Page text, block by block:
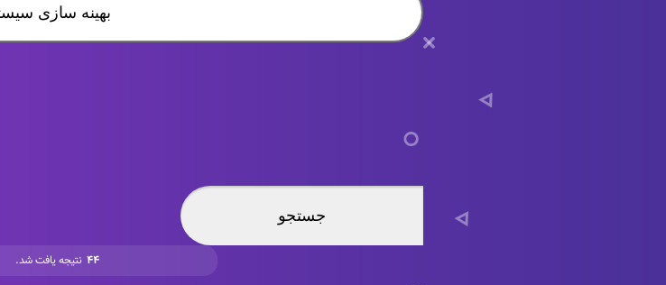
۴۴ نتیجه یافت شد.